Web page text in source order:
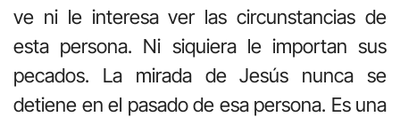
ve ni le interesa ver las circunstancias de
esta persona. Ni siquiera le importan sus
pecados. La mirada de Jesús nunca se
detiene en el pasado de esa persona. Es una